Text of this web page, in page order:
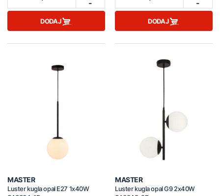
-
DODAJ
-
DODAJ
MASTER
Luster kugla opal E27 1x40W
MASTER
Luster kugla opal G9 2x40W